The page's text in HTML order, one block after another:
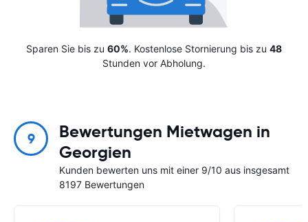
Sparen Sie bis zu 60%. Kostenlose Stornierung bis zu 48
Stunden vor Abholung.
9
Bewertungen Mietwagen in
Georgien
Kunden bewerten uns mit einer 9/10 aus insgesamt
8197 Bewertungen